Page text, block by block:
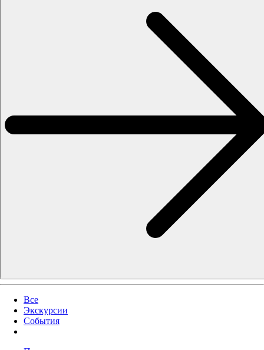
Все
Экскурсии
События